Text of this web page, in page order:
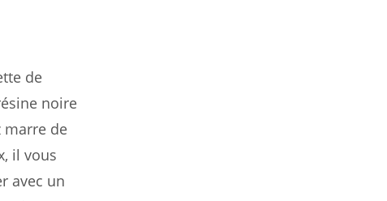
de
noire
marre de
il vous
avec un